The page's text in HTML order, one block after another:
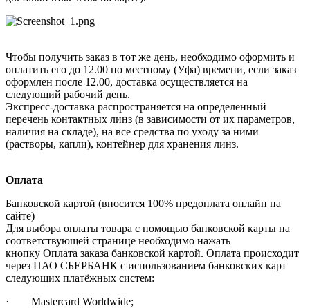
Чтобы получить заказ в тот же день, необходимо оформить и
оплатить его до 12.00 по местному (Уфа) времени, если заказ
оформлен после 12.00, доставка осуществляется на
следующий рабочий день.
Экспресс-доставка распространяется на определенный
перечень контактных линз (в зависимости от их параметров,
наличия на складе), на все средства по уходу за ними
(растворы, капли), контейнер для хранения линз.
Оплата
Банковской картой (вносится 100% предоплата онлайн на
сайте)
Для выбора оплаты товара с помощью банковской карты на
соответствующей странице необходимо нажать
кнопку Оплата заказа банковской картой. Оплата происходит
через ПАО СБЕРБАНК с использованием банковских карт
следующих платёжных систем:
· Mastercard Worldwide;